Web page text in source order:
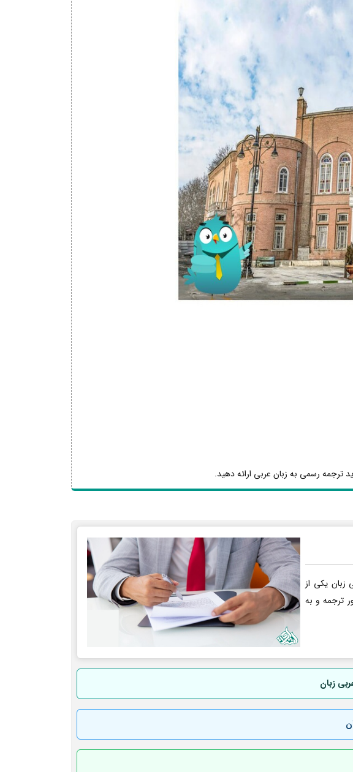
ترجمه رسمی به زبان عربی ارائه دهید.
یکی از
ترجمه و به
زبان